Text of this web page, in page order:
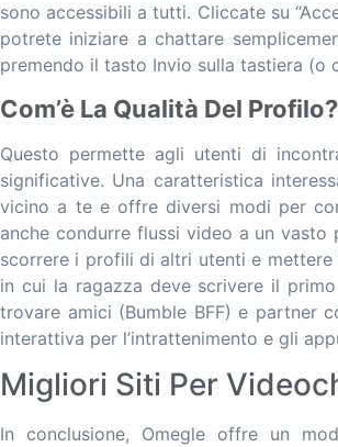
sono accessibili a tutti. Cliccate su
potrete iniziare a chattare
premendo il tasto Invio sulla tastiera (o
Com’è La Qualità Del
Questo permette agli utenti di
significative. Una caratteristica
vicino a te e offre diversi modi per
anche condurre flussi video a un
scorrere i profili di altri utenti e mettere
in cui la ragazza deve scrivere il
trovare amici (Bumble BFF) e partner
interattiva per l’intrattenimento e gli
Migliori Siti Per
In conclusione, Omegle offre un